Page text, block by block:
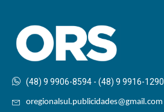
(48) 9 9906-8594 - (48) 9 9916-1290
oregionalsul.publicidades@gmail.com